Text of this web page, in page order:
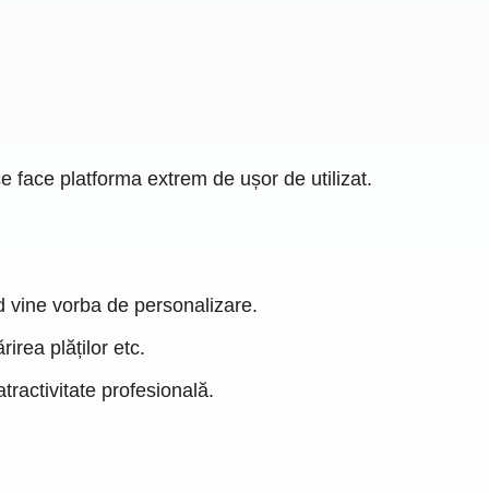
face platforma extrem de ușor de utilizat.
vine vorba de personalizare.
plăților etc.
profesională.